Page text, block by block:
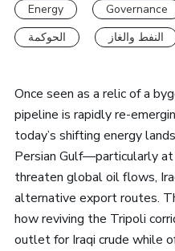
Energy Governance
الحوكمة
النفط والغاز
Once seen as a relic of a
pipeline is rapidly re-
today’s shifting energy
Persian Gulf—particularly
threaten global oil flows,
alternative export routes.
how reviving the Tripoli
outlet for Iraqi crude while